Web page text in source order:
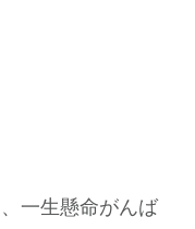
一生懸命がんば